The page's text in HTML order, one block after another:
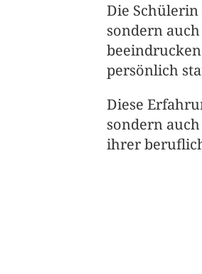
Die
sondern
persönlich
Diese
sondern
ihrer